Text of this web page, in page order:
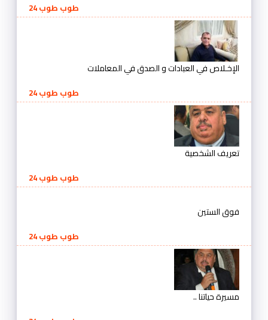
طوب طوب 24
الإخـلاص في العبادات و الصدق في المعاملات
طوب طوب 24
تعريف الشخصية
طوب طوب 24
فوق الستين
طوب طوب 24
مسيرة حياتنا ..